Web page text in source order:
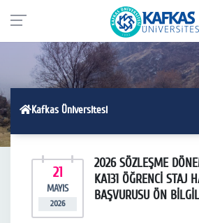
Kafkas Üniversitesi
21
MAYIS
2026
2026 SÖZLEŞME
KA131 ÖĞRENCİ STAJ
BAŞVURUSU ÖN